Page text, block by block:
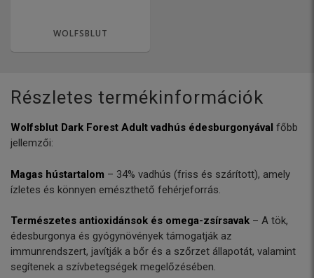
WOLFSBLUT
Részletes termékinformációk
Wolfsblut Dark Forest Adult vadhús édesburgonyával főbb
jellemzői:
Magas hústartalom – 34% vadhús (friss és szárított), amely
ízletes és könnyen emészthető fehérjeforrás.
Természetes antioxidánsok és omega-zsírsavak – A tök,
édesburgonya és gyógynövények támogatják az
immunrendszert, javítják a bőr és a szőrzet állapotát, valamint
segítenek a szívbetegségek megelőzésében.